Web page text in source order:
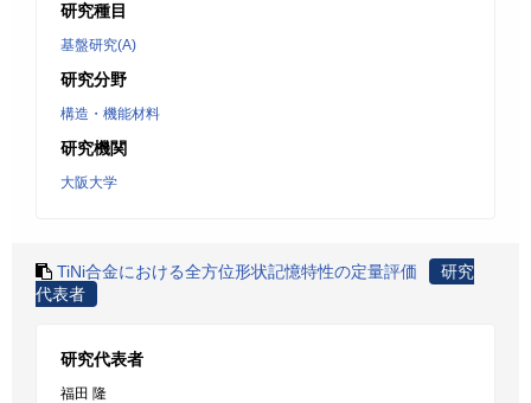
研究種目
基盤研究(A)
研究分野
構造・機能材料
研究機関
大阪大学
TiNi合金における全方位形状記憶特性の定量評価
研究
代表者
研究代表者
福田 隆